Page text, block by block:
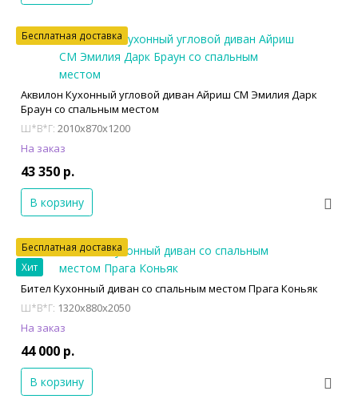
Бесплатная доставка
Аквилон Кухонный угловой диван Айриш СМ Эмилия Дарк
Браун со спальным местом
Ш*В*Г: 2010x870x1200
На заказ
43 350 р.
В корзину
Хит
Бесплатная доставка
Бител Кухонный диван со спальным местом Прага Коньяк
Ш*В*Г: 1320x880x2050
На заказ
44 000 р.
В корзину